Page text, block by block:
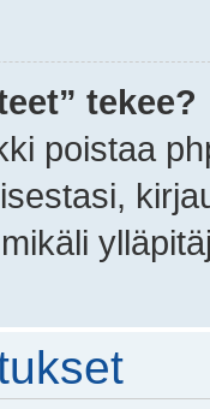
tekee?
poistaa